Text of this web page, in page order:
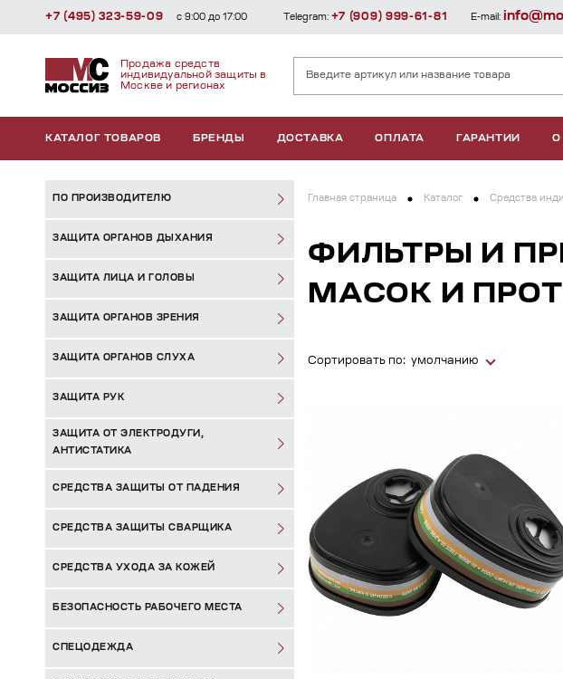
Продажа средств
индивидуальной защиты в
Москве и регионах
КАТАЛОГ ТОВАРОВ БРЕНДЫ ДОСТАВКА ОПЛАТА ГАРАНТИИ О
+7 (495) 323-59-09 с 9:00 до 17:00 Telegram: +7 (909) 999-61-81 E-mail:
ПО ПРОИЗВОДИТЕЛЮ
ЗАЩИТА ОРГАНОВ ДЫХАНИЯ
ЗАЩИТА ЛИЦА И ГОЛОВЫ
ЗАЩИТА ОРГАНОВ ЗРЕНИЯ
ЗАЩИТА ОРГАНОВ СЛУХА
ЗАЩИТА РУК
ЗАЩИТА ОТ ЭЛЕКТРОДУГИ,
АНТИСТАТИКА
СРЕДСТВА ЗАЩИТЫ ОТ ПАДЕНИЯ
СРЕДСТВА ЗАЩИТЫ СВАРЩИКА
СРЕДСТВА УХОДА ЗА КОЖЕЙ
БЕЗОПАСНОСТЬ РАБОЧЕГО МЕСТА
СПЕЦОДЕЖДА
Главная страница Каталог Средства
ФИЛЬТРЫ И
МАСОК И
Сортировать по: умолчанию